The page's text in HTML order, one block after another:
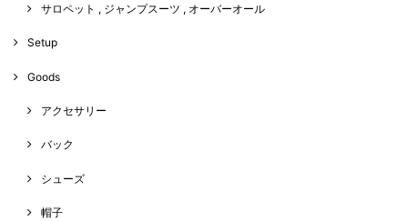
サロペット , ジャンプスーツ , オーバーオール
Setup
Goods
アクセサリー
バック
シューズ
帽子